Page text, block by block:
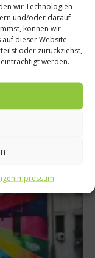
wir Technologien
und/oder darauf
können wir
dieser Website
oder zurückziehst,
werden.
Impressum
Cotta
setzt auch in
Resorts auf
So wie bei
Panna Cotta mit